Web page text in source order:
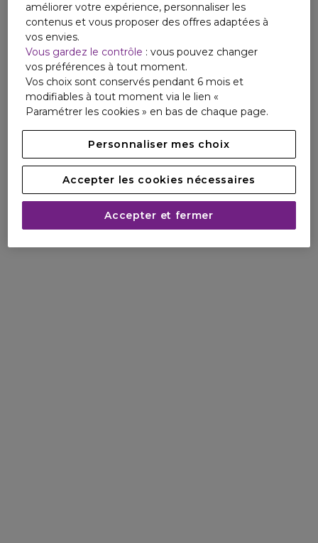
améliorer votre expérience, personnaliser les
contenus et vous proposer des offres adaptées à
vos envies.
Vous gardez le contrôle : vous pouvez changer
vos préférences à tout moment.
Vos choix sont conservés pendant 6 mois et
modifiables à tout moment via le lien «
Paramétrer les cookies » en bas de chaque page.
Personnaliser mes choix
Accepter les cookies nécessaires
Accepter et fermer